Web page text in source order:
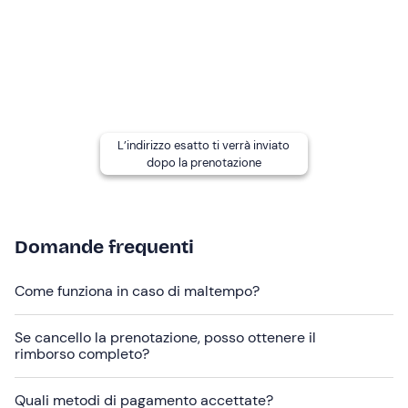
controllato l'ultimo bollettino.
scarponcini da trekking
guanti e occhiali sportivi
L’indirizzo esatto ti verrà inviato
dopo la prenotazione
Domande frequenti
Come funziona in caso di maltempo?
Se cancello la prenotazione, posso ottenere il
rimborso completo?
Quali metodi di pagamento accettate?